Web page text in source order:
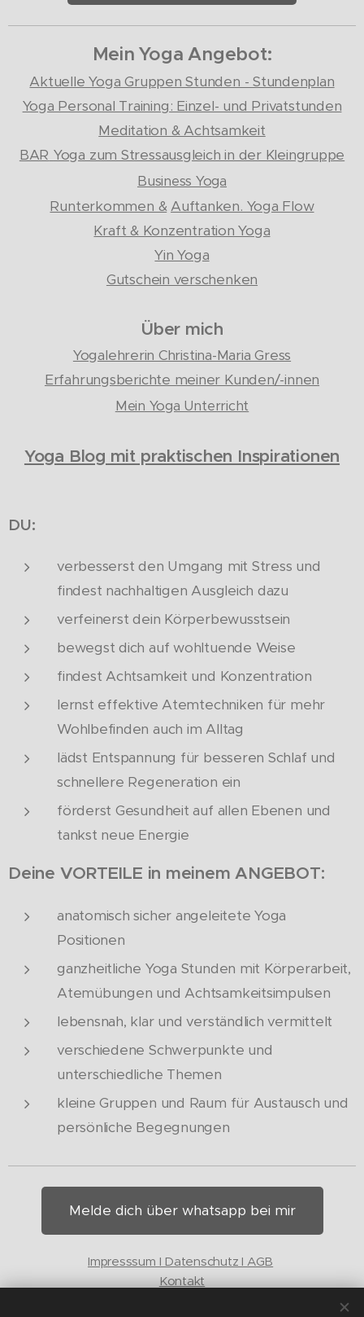
Mein Yoga Angebot:
Aktuelle Yoga Gruppen Stunden - Stundenplan
Yoga Personal Training: Einzel- und Privatstunden
Meditation & Achtsamkeit
BAR Yoga zum Stressausgleich in der Kleingruppe
Business Yoga
Runterkommen & Auftanken. Yoga Flow
Kraft & Konzentration Yoga
Yin Yoga
Gutschein verschenken
Über mich
Yogalehrerin Christina-Maria Gress
Erfahrungsberichte meiner Kunden/-innen
Mein Yoga Unterricht
Yoga Blog mit praktischen Inspirationen
DU:
verbesserst den Umgang mit Stress und
findest nachhaltigen Ausgleich dazu
verfeinerst dein Körperbewusstsein
bewegst dich auf wohltuende Weise
findest Achtsamkeit und Konzentration
lernst effektive Atemtechniken für mehr
Wohlbefinden auch im Alltag
lädst Entspannung für besseren Schlaf und
schnellere Regeneration ein
förderst Gesundheit auf allen Ebenen und
tankst neue Energie
Deine VORTEILE in meinem ANGEBOT:
anatomisch sicher angeleitete Yoga
Positionen
ganzheitliche Yoga Stunden mit Körperarbeit,
Atemübungen und Achtsamkeitsimpulsen
lebensnah, klar und verständlich vermittelt
verschiedene Schwerpunkte und
unterschiedliche Themen
kleine Gruppen und Raum für Austausch und
persönliche Begegnungen
Melde dich über whatsapp bei mir
Impresssum I Datenschutz I AGB
Kontakt